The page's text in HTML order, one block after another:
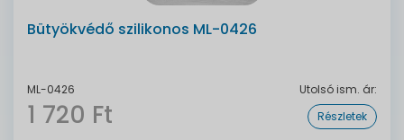
Bütyökvédő szilikonos ML-0426
ML-0426 Utolsó ism. ár:
1 720 Ft Részletek